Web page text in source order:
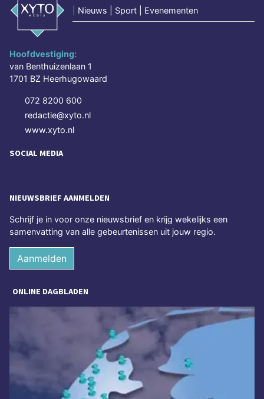
Nieuws | Sport | Evenementen
Hoofdvestiging:
van Benthuizenlaan 1
1701 BZ Heerhugowaard
072 8200 600
redactie@xyto.nl
www.xyto.nl
SOCIAL MEDIA
NIEUWSBRIEF AANMELDEN
Schrijf je in voor onze nieuwsbrief en krijg wekelijks een
samenvatting van alle gebeurtenissen uit jouw regio.
Aanmelden
ONLINE DAGBLADEN